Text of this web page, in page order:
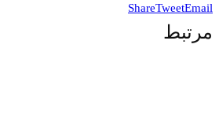
ShareTweetEmail
مرتبط